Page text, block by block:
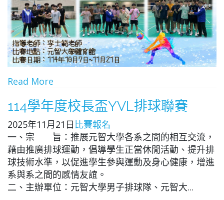
Read More
114學年度校長盃YVL排球聯賽
2025年11月21日 比賽報名
一、宗 旨：推展元智大學各系之間的相互交流，
藉由推廣排球運動，倡導學生正當休閒活動、提升排
球技術水準，以促進學生參與運動及身心健康，增進
系與系之間的感情友誼。
二、主辦單位：元智大學男子排球隊、元智大...